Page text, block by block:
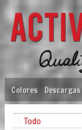
Colores Descargas
Todo